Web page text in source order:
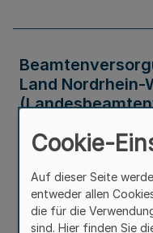
Land Nordrhein-
Gesetz
Cookie-
Auf dieser Seite
entweder allen
die für die
sind. Hier finden Sie